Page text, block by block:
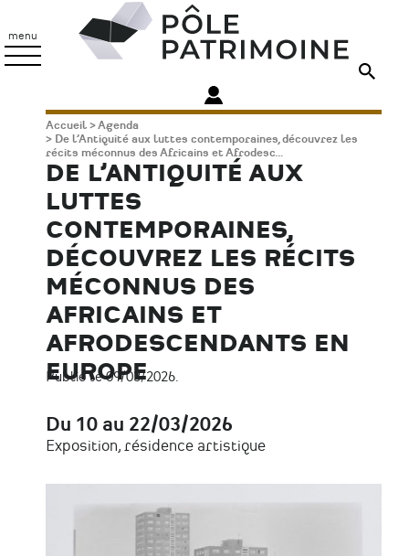
contenu
principal
menu
Patrimoine
Fil
d'Ariane
Accueil
Agenda
De l’Antiquité aux luttes contemporaines, découvrez les
récits méconnus des Africains et Afrodesc...
DE L’ANTIQUITÉ AUX
LUTTES
CONTEMPORAINES,
DÉCOUVREZ LES RÉCITS
MÉCONNUS DES
AFRICAINS ET
AFRODESCENDANTS EN
EUROPE
Publié le 09/03/2026.
Date
Du 10 au 22/03/2026
d'évènement
Exposition, résidence artistique